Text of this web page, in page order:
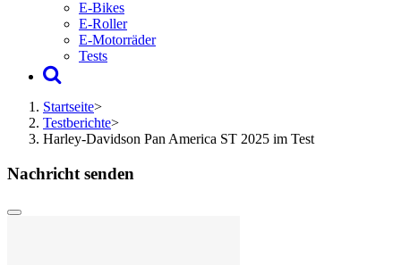
E-Bikes
E-Roller
E-Motorräder
Tests
Startseite>
Testberichte>
Harley-Davidson Pan America ST 2025 im Test
Nachricht senden